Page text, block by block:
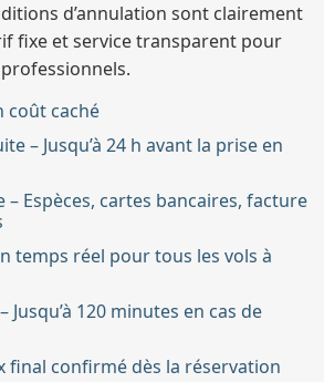
d’annulation sont clairement
fixe et service transparent pour
coût caché
– Jusqu’à 24 h avant la prise en
– Espèces, cartes bancaires, facture
temps réel pour tous les vols à
120 minutes en cas de
final confirmé dès la réservation